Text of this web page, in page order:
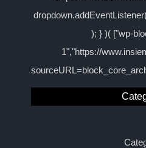
); } )( ["wp-
1","https://